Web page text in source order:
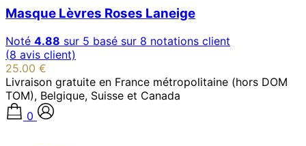
Masque Lèvres Roses Laneige
Noté 4.88 sur 5 basé sur 8 notations client
(8 avis client)
25.00 €
Livraison gratuite en France métropolitaine (hors DOM
TOM), Belgique, Suisse et Canada
0